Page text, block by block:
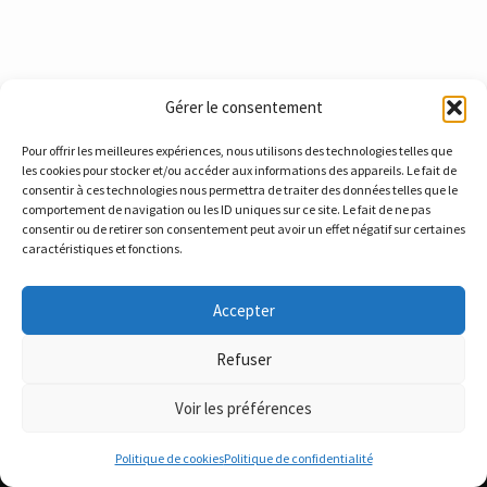
Gérer le consentement
Pour offrir les meilleures expériences, nous utilisons des technologies telles que
les cookies pour stocker et/ou accéder aux informations des appareils. Le fait de
consentir à ces technologies nous permettra de traiter des données telles que le
comportement de navigation ou les ID uniques sur ce site. Le fait de ne pas
consentir ou de retirer son consentement peut avoir un effet négatif sur certaines
caractéristiques et fonctions.
Accepter
Refuser
Voir les préférences
Politique de cookiesPolitique de confidentialité
SRI France
4 rue Marius Chardon 69310 Oullins Pierre Bénite - FRANCE
Mentions légales